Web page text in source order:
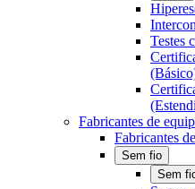
Testes
Fabricantes de
Fabricantes
Sem fio
Sem